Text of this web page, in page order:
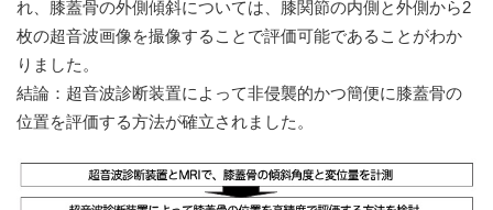
れ、膝蓋骨の外側傾斜については、膝関節の内側と外側から2
枚の超音波画像を撮像することで評価可能であることがわか
りました。
結論：超音波診断装置によって非侵襲的かつ簡便に膝蓋骨の
位置を評価する方法が確立されました。